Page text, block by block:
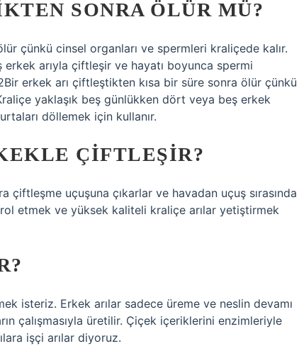
SONRA ÖLÜR MÜ?
çünkü cinsel organları ve spermleri kraliçede kalır.
arıyla çiftleşir ve hayatı boyunca spermi
erkek arı çiftleştikten kısa bir süre sonra ölür çünkü
yaklaşık beş günlükken dört veya beş erkek
döllemek için kullanır.
ÇIFTLEŞIR?
çiftleşme uçuşuna çıkarlar ve havadan uçuş sırasında
etmek ve yüksek kaliteli kraliçe arılar yetiştirmek
isteriz. Erkek arılar sadece üreme ve neslin devamı
çalışmasıyla üretilir. Çiçek içeriklerini enzimleriyle
işçi arılar diyoruz.